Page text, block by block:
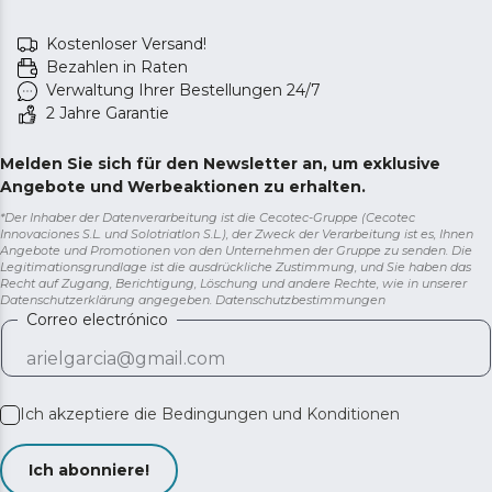
Kostenloser Versand!
Bezahlen in Raten
Verwaltung Ihrer Bestellungen 24/7
2 Jahre Garantie
Melden Sie sich für den Newsletter an, um exklusive
Angebote und Werbeaktionen zu erhalten.
*Der Inhaber der Datenverarbeitung ist die Cecotec-Gruppe (Cecotec
Innovaciones S.L. und Solotriatlon S.L.), der Zweck der Verarbeitung ist es, Ihnen
Angebote und Promotionen von den Unternehmen der Gruppe zu senden. Die
Legitimationsgrundlage ist die ausdrückliche Zustimmung, und Sie haben das
Recht auf Zugang, Berichtigung, Löschung und andere Rechte, wie in unserer
Datenschutzerklärung angegeben. Datenschutzbestimmungen
Correo electrónico
Ich akzeptiere die Bedingungen und Konditionen
Ich abonniere!